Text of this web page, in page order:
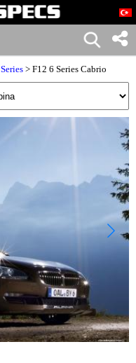
> F12 6 Series Cabrio